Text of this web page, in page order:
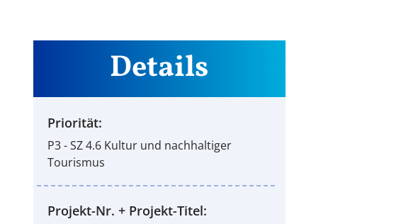
Details
Priorität:
P3 - SZ 4.6 Kultur und nachhaltiger
Tourismus
Projekt-Nr. + Projekt-Titel: